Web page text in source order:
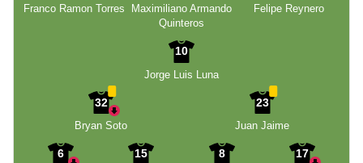
Franco Ramon Torres
Maximiliano Armando
Quinteros
Felipe Reynero
10
Jorge Luis Luna
32
Bryan Soto
23
Juan Jaime
6
15
8
17